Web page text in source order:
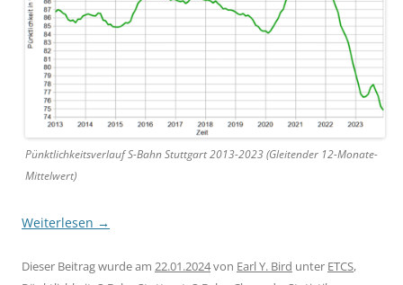
Pünktlichkeitsverlauf S-Bahn Stuttgart 2013-2023 (Gleitender 12-Monate-
Mittelwert)
Weiterlesen →
Dieser Beitrag wurde am 22.01.2024von Earl Y. Bird unter ETCS,